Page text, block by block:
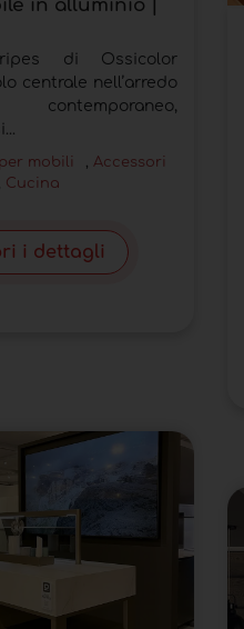
in alluminio |
di Ossicolor
centrale nell’arredo
mobili , Accessori
Cucina
i dettagli